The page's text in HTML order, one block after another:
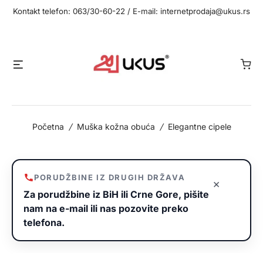
Kontakt telefon: 063/30-60-22 / E-mail: internetprodaja@ukus.rs
Početna / Muška kožna obuća / Elegantne cipele
×
PORUDŽBINE IZ DRUGIH DRŽAVA
Za porudžbine iz BiH ili Crne Gore, pišite
nam na e-mail ili nas pozovite preko
telefona.